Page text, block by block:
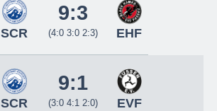
SCR
9:3
(4:0 3:0 2:3) EHF
SCR
9:1
(3:0 4:1 2:0) EVF